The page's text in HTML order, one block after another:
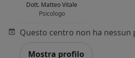
Dott. Matteo Vitale
Psicologo
Mostra profilo